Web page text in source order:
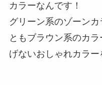
カラーなんです！
グリーン系のゾーン
ともブラウン系のカ
げないおしゃれカラー